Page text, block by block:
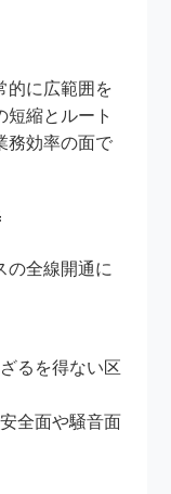
的に広範囲を
短縮とルート
務効率の面で
の全線開通に
るを得ない区
全面や騒音面